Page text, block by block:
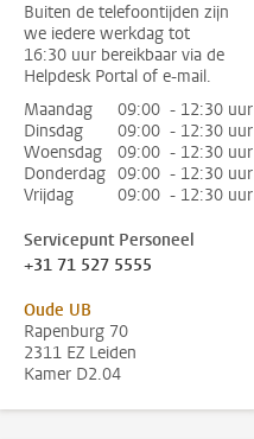
Buiten de telefoontijden zijn
we iedere werkdag tot
16:30 uur bereikbaar via de
Helpdesk Portal of e-mail.
Maandag
09:00 - 12:30 uur
Dinsdag
09:00 - 12:30 uur
Woensdag
09:00 - 12:30 uur
Donderdag 09:00 - 12:30 uur
Vrijdag
09:00 - 12:30 uur
Servicepunt Personeel
+31 71 527 5555
Oude UB
Rapenburg 70
2311 EZ Leiden
Kamer D2.04